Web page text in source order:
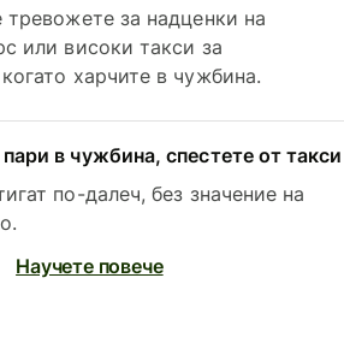
тревожете за надценки на
или високи такси за
харчите в чужбина.
в чужбина, спестете от такси
по-далеч, без значение на
Научете повече